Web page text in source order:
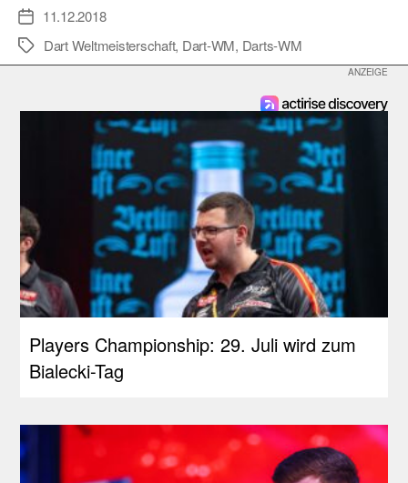
Veröffentlichungsdatum
11.12.2018
Schlagwörter
Dart Weltmeisterschaft, Dart-WM, Darts-WM
Players Championship: 29. Juli wird zum
Bialecki-Tag